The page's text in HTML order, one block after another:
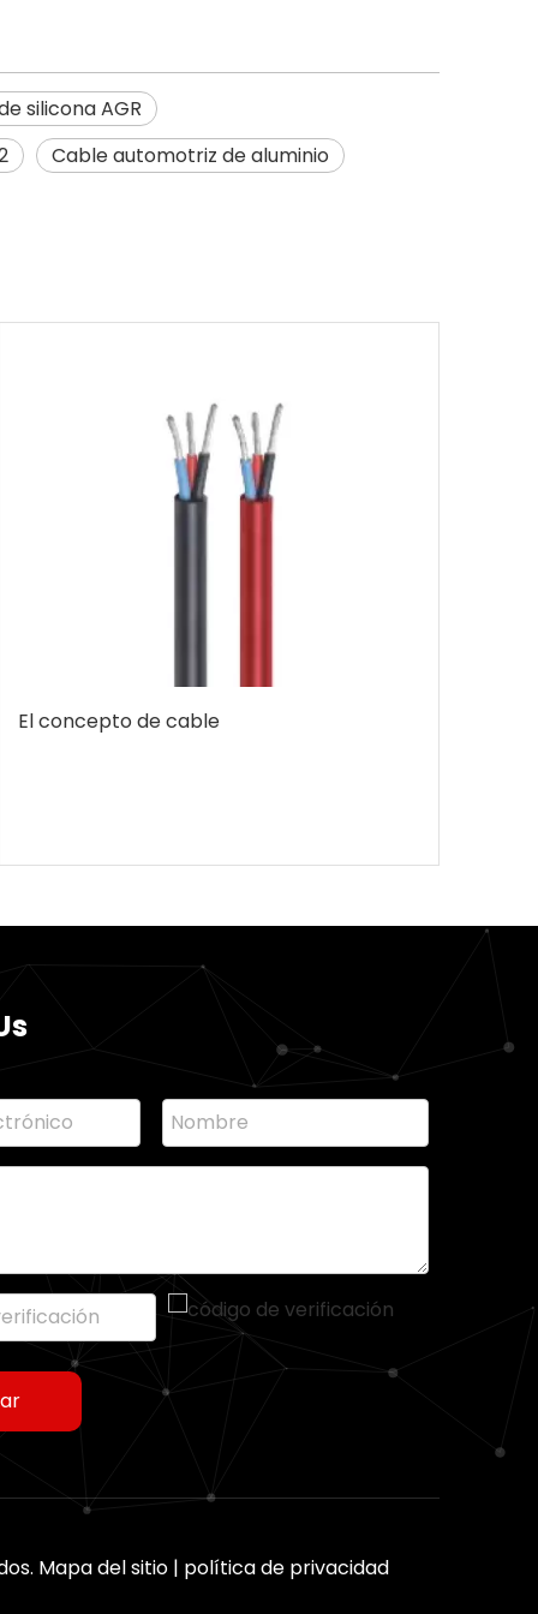
silicona AGR
Cable automotriz de aluminio
El concepto de cable
Mapa del sitio | política de privacidad